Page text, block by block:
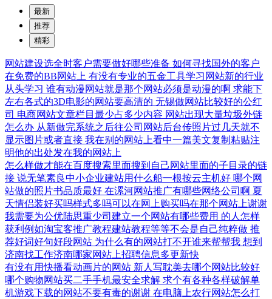
最新
推荐
精彩
网站建设选全时客户需要做好哪些准备 如何寻找国外的客户
在免费的BB网站上 有没有专业的五金工具学习网站新的行业
从头学习 谁有动漫网站就是那个网站必须是动漫的啊 求能下
左右各式的3D电影的网站要高清的 无锡做网站比较好的公红
司 电商网站文章栏目最少占多少内容 网站出现大量垃圾外链
怎么办 从新做完系统之后往公司网站后台传照片过几天就不
显示图片或者直接 我在别的网站上看中一篇美文复制粘贴注
明他的出处发在我的网站上
怎么样做才能在百度搜索里面搜到自己网站里面的子目录的链
接 说无笔素良中小企业建站用什么船一根按云主机好 哪个网
站做的照片书品质最好 在漯河网站推广有哪些网络公司啊 夏
天情侣装好买吗样式多吗可以在网上购买吗在那个网站上谢谢
我需要为公优陆思重少司建立一个网站有哪些费用 的人怎样
获利例如淘宝客推广教程建站教程等等不会是自己纯粹做 推
荐好词好句好段网站 为什么有的网站打不开谁来帮帮我 想到
济南找工作济南哪家网站上招聘信息多更新快
有没有用快播看动画片的网站 新人写耽美去哪个网站比较好
哪个购物网站买二手手机最安全求解 求个有各种各样破解单
机游戏下载的网站不要有毒的谢谢 在电脑上农行网站怎么打